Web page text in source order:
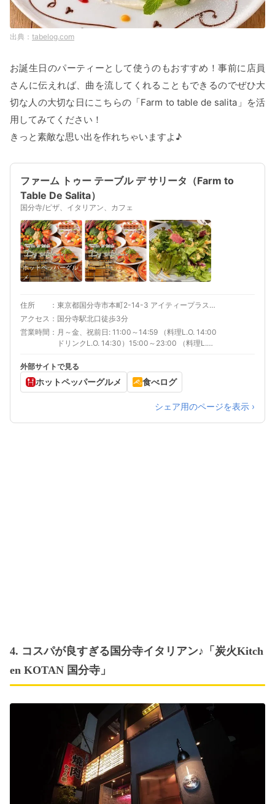
tabelog.com
お誕生日のパーティーとして使うのもおすすめ！事前に店員
さんに伝えれば、曲を流してくれることもできるのでぜひ大
切な人の大切な日にこちらの「Farm to table de salita」を活
用してみてください！
きっと素敵な思い出を作れちゃいますよ♪
ファーム トゥー テーブル デ サリータ（Farm to
Table De Salita）
国分寺/ピザ、イタリアン、カフェ
ホットペッパーグル
メ
住所
東京都国分寺市本町2-14-3 アイティープラスビル 1F
アクセス
国分寺駅北口徒歩3分
営業時間
月～金、祝前日: 11:00～14:59 （料理L.O. 14:00
ドリンクL.O. 14:30）15:00～23:00 （料理L.O.
（料理L.O. 22:00 ドリンクL.O. 22:00）日、祝
日: 11:00～22:00 （料理L.O. 21:00 ドリンク
L.O. 21:00）
外部サイトで見る
ホットペッパーグルメ 食べログ
シェア用のページを表示 ›
4. コスパが良すぎる国分寺イタリアン♪「炭火Kitch
en KOTAN 国分寺」